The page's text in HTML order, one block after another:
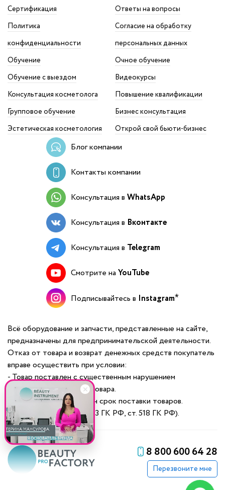
Сертификация
Ответы на вопросы
Политика
конфиденциальности
Согласие на обработку
персональных данных
Обучение
Очное обучение
Обучение с выездом
Видеокурсы
Консультация косметолога
Повышение квалификации
Групповое обучение
Бизнес консультация
Эстетическая косметология
Открой свой бьюти-бизнес
Блог компании
Контакты компании
Консультация в WhatsApp
Консультация в Вконтакте
Консультация в Telegram
Смотрите на YouTube
Подписывайтесь в Instagram
Всё оборудование и запчасти, представленные на сайте,
предназначены для предпринимательской деятельности.
Отказ от товара и возврат денежных средств покупатель
вправе осуществить при условии:
- Товар поставлен с существенным нарушением
требований к качеству товара.
- Неоднократно нарушен срок поставки товаров.
(ст. 475 ГК РФ; ст. ст. 523 ГК РФ, ст. 518 ГК РФ).
8 800 600 64 28
Перезвоните мне